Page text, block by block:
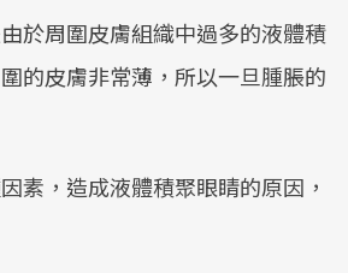
於周圍皮膚組織中過多的液體積
的皮膚非常薄，所以一旦腫脹的
素，造成液體積聚眼睛的原因，